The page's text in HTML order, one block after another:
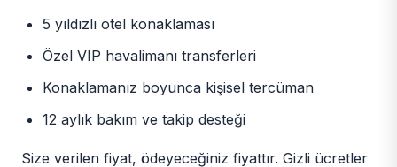
5 yıldızlı otel konaklaması
Özel VIP havalimanı transferleri
Konaklamanız boyunca kişisel tercüman
12 aylık bakım ve takip desteği
Size verilen fiyat, ödeyeceğiniz fiyattır. Gizli ücretler